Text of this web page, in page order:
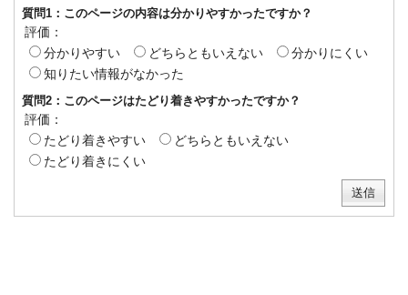
質問1：このページの内容は分かりやすかったですか？
評価：
分かりやすい
どちらともいえない
分かりにくい
知りたい情報がなかった
質問2：このページはたどり着きやすかったですか？
評価：
たどり着きやすい
どちらともいえない
たどり着きにくい